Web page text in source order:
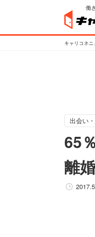
働
キャリコネ
出会い
65
離